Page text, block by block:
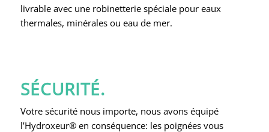
livrable avec une robinetterie spéciale pour eaux
thermales, minérales ou eau de mer.
SÉCURITÉ.
Votre sécurité nous importe, nous avons équipé
l’Hydroxeur® en conséquence: les poignées vous